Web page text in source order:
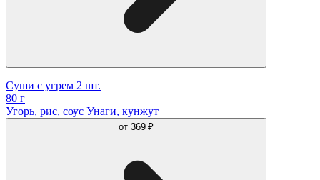
Суши с угрем 2 шт.
80 г
Угорь, рис, соус Унаги, кунжут
от 369 ₽